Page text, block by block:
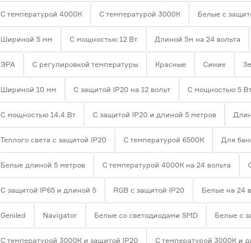
С температурой 4000К С температурой 3000К Белые с
Шириной 5 мм С мощностью 12 Вт Длиной 5м на 24 вольта
ЭРА С регулировкой температуры Красные Синие
Шириной 10 мм С защитой IP20 на 12 вольт С мощностью 5
С мощностью 14.4 Вт С защитой IP20 и длиной 5 метров
Теплого света с защитой IP20 С температурой 6500К Для
Белые длиной 5 метров С температурой 4000К на 24 вольта
С защитой IP65 и длиной 5 RGB с защитой IP20 Белые на 24
Geniled Navigator Белые со светодиодами SMD Белые с
С температурой 3000К и защитой IP20 С температурой 3000К и